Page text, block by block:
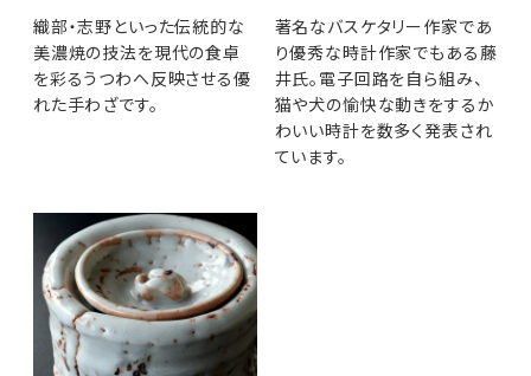
織部・志野といった伝統的な
美濃焼の技法を現代の食卓
を彩るうつわへ反映させる優
れた手わざです。
著名なバスケタリー作家であ
り優秀な時計作家でもある藤
井氏。電子回路を自ら組み、
猫や犬の愉快な動きをするか
わいい時計を数多く発表され
ています。